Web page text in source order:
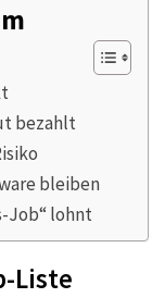
bezahlt
bleiben
Job“ lohnt
Liste